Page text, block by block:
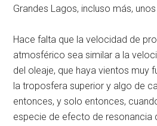
Grandes Lagos, incluso más,
Hace falta que la velocidad de
atmosférico sea similar a la
del oleaje, que haya vientos muy
la troposfera superior y algo de
entonces, y solo entonces,
especie de efecto de resonancia